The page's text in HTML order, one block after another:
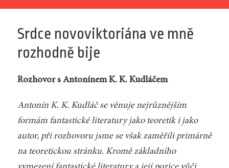
Srdce novoviktoriána ve mně
rozhodně bije
Rozhovor s Antonínem K. K. Kudláčem
Antonín K. K. Kudláč se věnuje nejrůznějším
formám fantastické literatury jako teoretik i jako
autor, při rozhovoru jsme se však zaměřili primárně
na teoretickou stránku. Kromě základního